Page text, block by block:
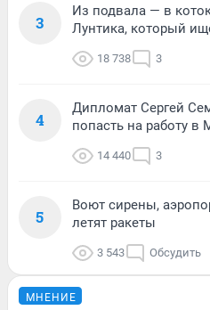
3
Из подвала — в
Лунтика, который
18 738 3
4
Дипломат Сергей
попасть на работу
14 440 3
5
Воют сирены,
летят ракеты
3 543 Обсудить
МНЕНИЕ